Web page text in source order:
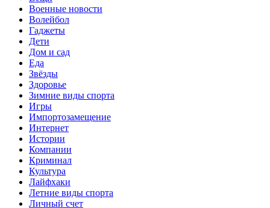
Военные новости
Волейбол
Гаджеты
Дети
Дом и сад
Еда
Звёзды
Здоровье
Зимние виды спорта
Игры
Импортозамещение
Интернет
Истории
Компании
Криминал
Культура
Лайфхаки
Летние виды спорта
Личный счет